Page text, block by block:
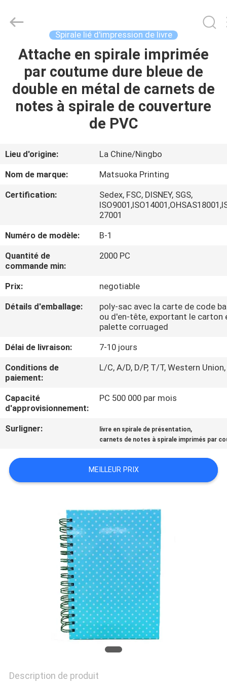
MAISON
PRODUITS
DE
NOUS
VISITE
CONTRÔLE
DE
QUALITÉ
DEMANDEZ
UNE
CITATION
PLAN
DU
SITE
printing
co.,LTD.
Reserved.
Spirale lié d'impression de livre
Attache en spirale imprimée
par coutume dure bleue de
double en métal de carnets de
notes à spirale de couverture
de PVC
Lieu d'origine:
La Chine/Ningbo
Nom de marque:
Matsuoka Printing
Certification:
Sedex, FSC, DISNEY, SGS,
27001
Numéro de modèle:
B-1
Quantité de
commande min:
2000 PC
Prix:
negotiable
Détails d'emballage:
poly-sac avec la carte de code
ou d'en-tête, exportant le carton
palette corruaged
Délai de livraison:
7-10 jours
Conditions de
paiement:
L/C, A/D, D/P, T/T, Western Union,
Capacité
d'approvisionnement:
PC 500 000 par mois
Surligner: livre en spirale de présentation,
carnets de notes à spirale imprimés par
MEILLEUR PRIX
Description de produit